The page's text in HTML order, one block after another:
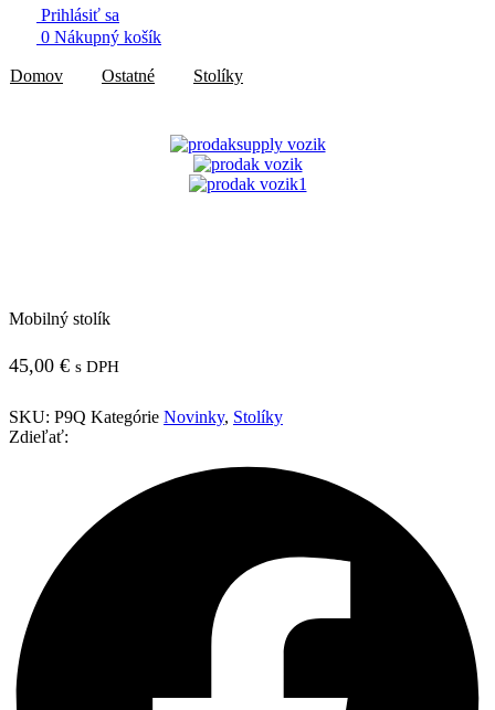
Prihlásiť sa
0 Nákupný košík
Domov Ostatné Stolíky
Mobilný stolík
45,00 € s DPH
SKU: P9Q Kategórie Novinky, Stolíky
Zdieľať: